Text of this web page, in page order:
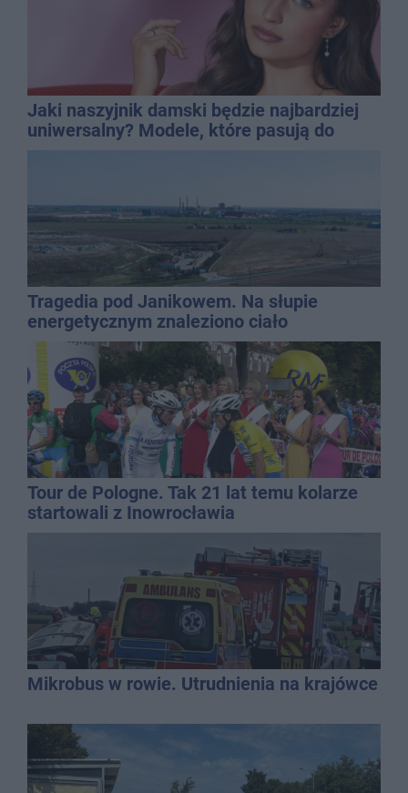
Jaki naszyjnik damski będzie najbardziej
uniwersalny? Modele, które pasują do
Tragedia pod Janikowem. Na słupie
energetycznym znaleziono ciało
mężczyzny
Tour de Pologne. Tak 21 lat temu kolarze
startowali z Inowrocławia
Mikrobus w rowie. Utrudnienia na krajówce